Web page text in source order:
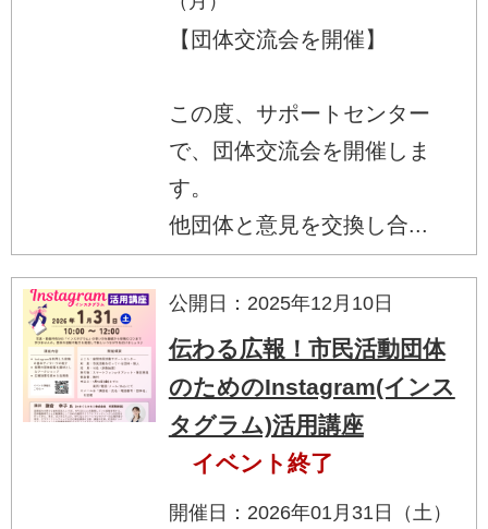
【団体交流会を開催】
この度、サポートセンター
で、団体交流会を開催しま
す。
他団体と意見を交換し合...
公開日：2025年12月10日
伝わる広報！市民活動団体
のためのInstagram(インス
タグラム)活用講座
イベント終了
開催日：2026年01月31日（土）